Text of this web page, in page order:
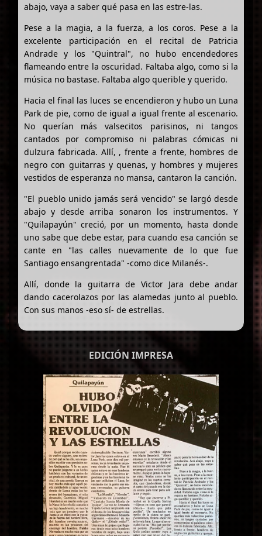
abajo, vaya a saber qué pasa en las estre-las.
Pese a la magia, a la fuerza, a los coros. Pese a la
excelente participación en el recital de Patricia
Andrade y los "Quintral", no hubo encendedores
flameando entre la oscuridad. Faltaba algo, como si la
música no bastase. Faltaba algo querible y querido.
Hacia el final las luces se encendieron y hubo un Luna
Park de pie, como de igual a igual frente al escenario.
No querían más valsecitos parisinos, ni tangos
cantados por compromiso ni palabras cómicas ni
dulzura fabricada. Allí, , frente a frente, hombres de
negro con guitarras y quenas, y hombres y mujeres
vestidos de esperanza no mansa, cantaron la canción.
"El pueblo unido jamás será vencido" se largó desde
abajo y desde arriba sonaron los instrumentos. Y
"Quilapayún" creció, por un momento, hasta donde
uno sabe que debe estar, para cuando esa canción se
cante en "las calles nuevamente de lo que fue
Santiago ensangrentada" -como dice Milanés-.
Allí, donde la guitarra de Victor Jara debe andar
dando cacerolazos por las alamedas junto al pueblo.
Con sus manos -eso sí- de estrellas.
EDICIÓN IMPRESA